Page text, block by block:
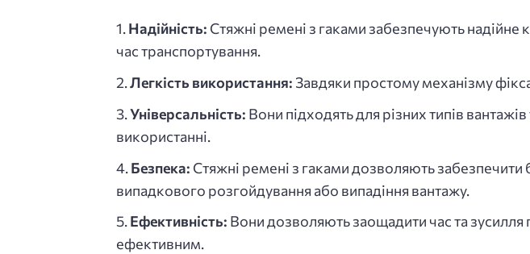
Надійність: Стяжні ремені з гаками забезпечують
час транспортування.
Легкість використання: Завдяки простому механізму
Універсальність: Вони підходять для різних типів
використанні.
Безпека: Стяжні ремені з гаками дозволяють
випадкового розгойдування або випадіння вантажу.
Ефективність: Вони дозволяють заощадити час та
ефективним.